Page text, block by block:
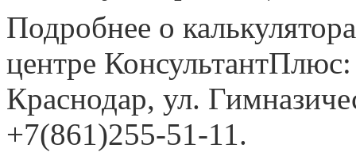
Подробнее о
центре
Краснодар, ул.
+7(861)255-51-11.